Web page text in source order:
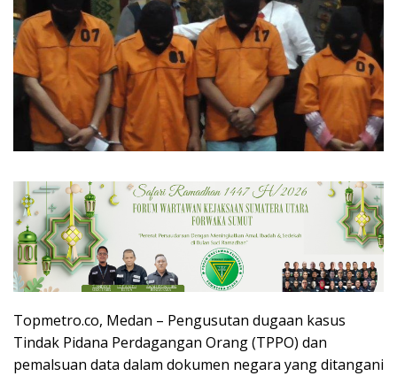
Topmetro.co, Medan – Pengusutan dugaan kasus
Tindak Pidana Perdagangan Orang (TPPO) dan
pemalsuan data dalam dokumen negara yang ditangani